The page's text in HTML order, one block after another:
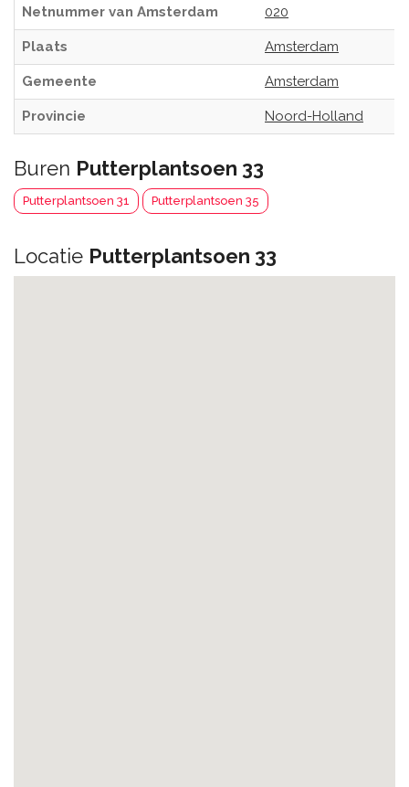
Netnummer van Amsterdam 020
Plaats Amsterdam
Gemeente Amsterdam
Provincie Noord-Holland
Buren Putterplantsoen 33
Putterplantsoen 31 Putterplantsoen 35
Locatie Putterplantsoen 33